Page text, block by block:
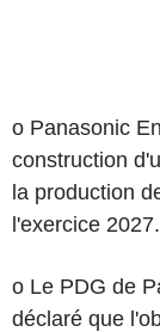
o Panasonic
construction
la production
l'exercice 2027.
o Le PDG de
déclaré que